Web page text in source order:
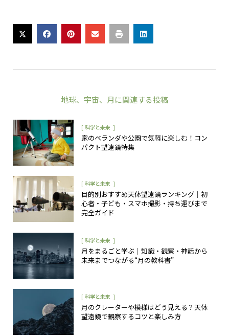
地球、 宇宙、 月に関連する投稿
[ 科学と未来 ]
家のベランダや公園で気軽に楽しむ！コン
パクト望遠鏡特集
[ 科学と未来 ]
目的別おすすめ天体望遠鏡ランキング｜初
心者・子ども・スマホ撮影・持ち運びまで
完全ガイド
[ 科学と未来 ]
月をまるごと学ぶ｜知識・観察・神話から
未来までつながる“月の教科書”
[ 科学と未来 ]
月のクレーターや模様はどう見える？天体
望遠鏡で観察するコツと楽しみ方